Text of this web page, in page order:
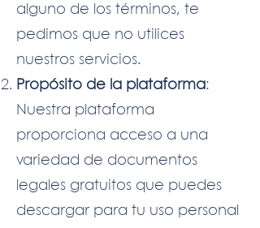
alguno de los términos, te
pedimos que no utilices
nuestros servicios.
Propósito de la plataforma:
Nuestra plataforma
proporciona acceso a una
variedad de documentos
legales gratuitos que puedes
descargar para tu uso personal